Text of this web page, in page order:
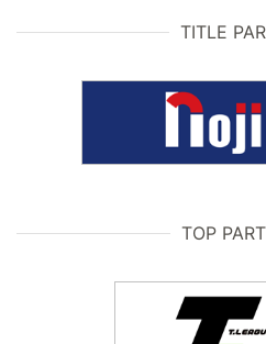
TITLE
TOP